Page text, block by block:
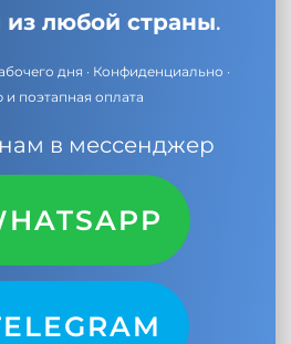
из любой страны.
дня · Конфиденциально ·
и поэтапная оплата
в мессенджер